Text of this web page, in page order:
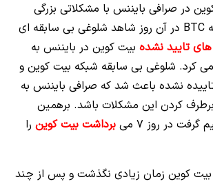
در صرافی بایننس با مشکلاتی بزرگی
مواجه شد. زیرا شبکه BTC در آن روز شاهد شلوغی بی سابقه ای
تایید نشده بیت کوین در بایننس به
کرد. شلوغی بی سابقه شبکه بیت کوین و
نشده باعث شد که صرافی بایننس به
برطرف کردن این مشکلات باشد. برهمین
در روز 7 می
برداشت بیت کوین را
بیت کوین زمان زیادی نگذشت و پس از چند